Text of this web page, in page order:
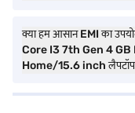
क्या हम आसान EMI का
Core I3 7th Gen 4 GB
Home/15.6 inch